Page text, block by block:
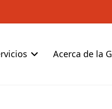
Acerca de la